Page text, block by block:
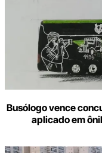
Busólogo vence
aplicado em